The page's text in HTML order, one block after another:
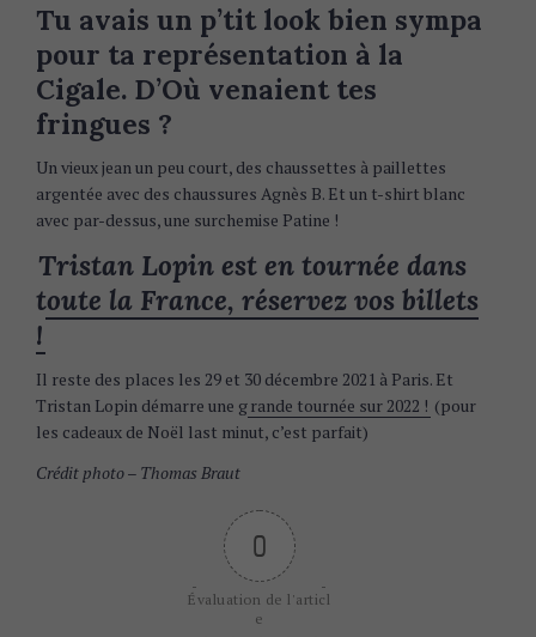
Tu avais un p’tit look bien sympa
pour ta représentation à la
Cigale. D’Où venaient tes
fringues ?
Un vieux jean un peu court, des chaussettes à paillettes
argentée avec des chaussures Agnès B. Et un t-shirt blanc
avec par-dessus, une surchemise Patine !
Tristan Lopin est en tournée dans
toute la France, réservez vos billets
!
Il reste des places les 29 et 30 décembre 2021 à Paris. Et
Tristan Lopin démarre une grande tournée sur 2022 ! (pour
les cadeaux de Noël last minut, c’est parfait)
Crédit photo – Thomas Braut
0
Évaluation de l'articl
e